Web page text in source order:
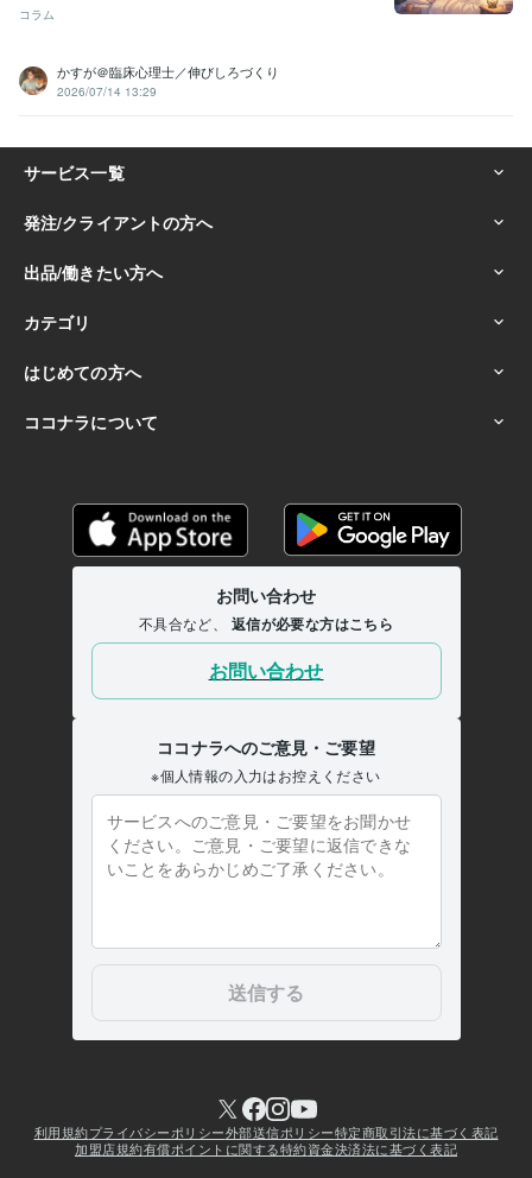
コラム
かすが＠臨床心理士／伸びしろづくり
2026/07/14 13:29